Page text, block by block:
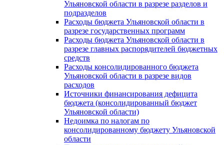
Ульяновской области в разрезе разделов и
подразделов
Расходы бюджета Ульяновской области в
разрезе государственных программ
Расходы бюджета Ульяновской области в
разрезе главных распорядителей бюджетных
средств
Расходы консолидированного бюджета
Ульяновской области в разрезе видов
расходов
Источники финансирования дефицита
бюджета (консолидированный бюджет
Ульяновской области)
Недоимка по налогам по
консолидированному бюджету Ульяновской
области